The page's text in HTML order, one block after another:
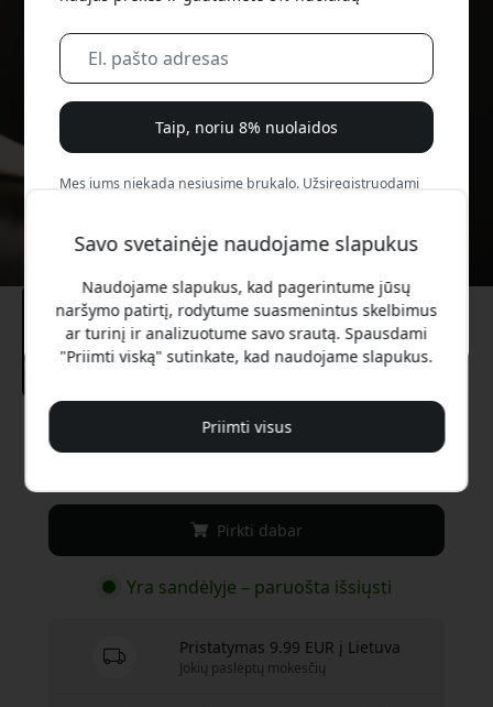
Rekomenduojama kaina
Pirkti dabar
Yra sandėlyje – paruošta išsiųsti
Pristatymas 9.99 EUR į Lietuva
Jokių paslėptų mokesčių
Savo svetainėje naudojame slapukus
Naudojame slapukus, kad pagerintume jūsų
naršymo patirtį, rodytume suasmenintus skelbimus
ar turinį ir analizuotume savo srautą. Spausdami
"Priimti viską" sutinkate, kad naudojame slapukus.
Priimti visus
Taip, noriu 8% nuolaidos
Mes jums niekada nesiųsime brukalo. Užsiregistruodami
Ne, aš verčiau mokėčiau visą kainą.